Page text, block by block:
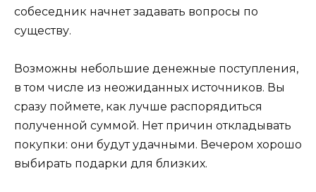
собеседник начнет задавать вопросы по
существу.
Возможны небольшие денежные поступления,
в том числе из неожиданных источников. Вы
сразу поймете, как лучше распорядиться
полученной суммой. Нет причин откладывать
покупки: они будут удачными. Вечером хорошо
выбирать подарки для близких.